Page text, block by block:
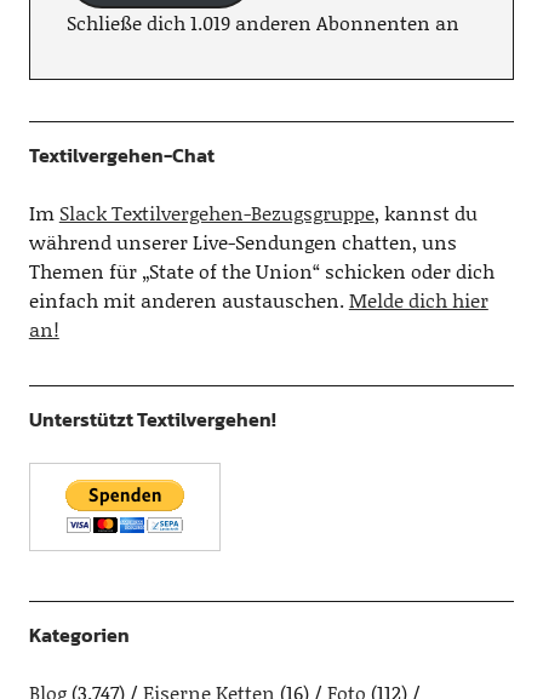
Schließe dich 1.019 anderen Abonnenten an
Textilvergehen-Chat
Im Slack Textilvergehen-Bezugsgruppe, kannst du
während unserer Live-Sendungen chatten, uns
Themen für „State of the Union“ schicken oder dich
einfach mit anderen austauschen.Melde dich hier
an!
Unterstützt Textilvergehen!
Kategorien
Blog(3.747) Eiserne Ketten (16) Foto (112)